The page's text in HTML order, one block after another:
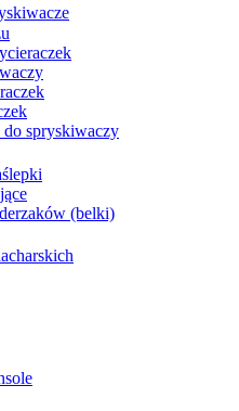
spryskiwaczy
(belki)